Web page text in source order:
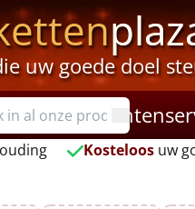
uw goede doel
Kosteloos uw